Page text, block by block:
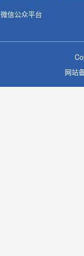
微信公众平台
网站